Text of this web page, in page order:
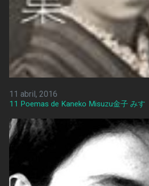
11 abril, 2016
11 Poemas de Kaneko Misuzu金子 みすゞ